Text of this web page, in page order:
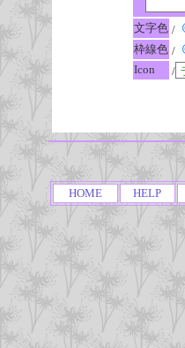
文字色 /
枠線色 /
Icon
/
HOME HELP